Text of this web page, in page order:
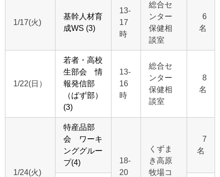
1/17(火)
基幹人材育
成WS (3)
13-
17
時
総合セ
ンター
保健相
談室
6
名
1/22(日）
若者・高校
生部会 情
報発信部
（ばず部）
(3)
13-
16
時
総合セ
ンター
保健相
談室
8
名
1/24(火)
特産品部
会 ワーキ
ンググルー
プ(4)
18-
20
くずま
き高原
牧場コ
7
名